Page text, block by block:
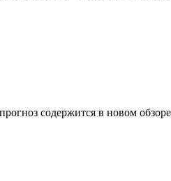
содержится в новом